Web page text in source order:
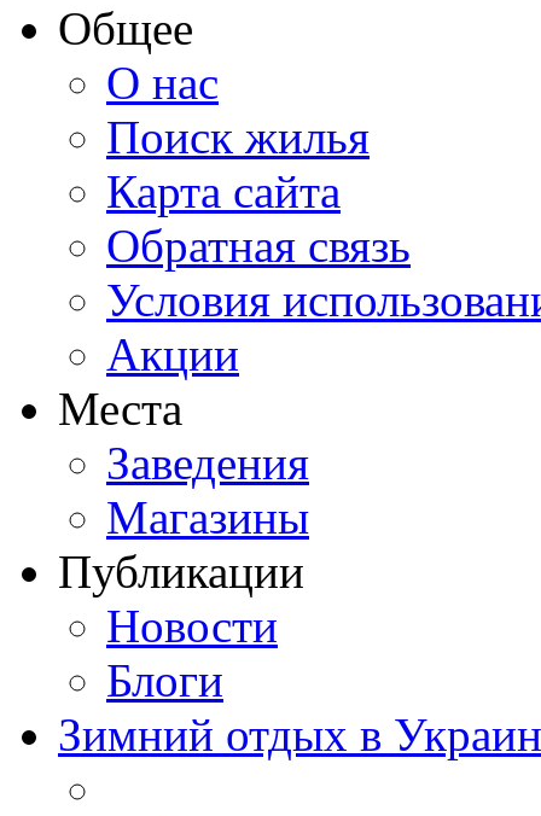
Общее
О нас
Поиск жилья
Карта сайта
Обратная связь
Условия
Акции
Места
Заведения
Магазины
Публикации
Новости
Блоги
Зимний отдых в